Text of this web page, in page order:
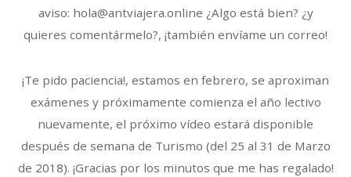
aviso: hola@antviajera.online ¿Algo está bien? ¿y
quieres comentármelo?, ¡también envíame un correo!
¡Te pido paciencia!, estamos en febrero, se aproximan
exámenes y próximamente comienza el año lectivo
nuevamente, el próximo vídeo estará disponible
después de semana de Turismo (del 25 al 31 de Marzo
de 2018). ¡Gracias por los minutos que me has regalado!